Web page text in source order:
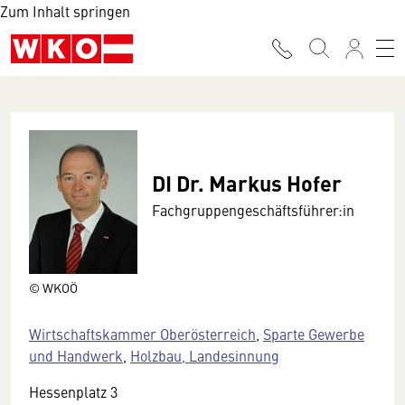
Zum Inhalt springen
© WKOÖ
DI Dr. Markus Hofer
Fachgruppengeschäftsführer:in
Wirtschaftskammer Oberösterreich Sparte Gewerbe
und Handwerk Holzbau, Landesinnung
Hessenplatz 3